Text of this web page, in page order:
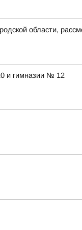
области,
и гимназии № 12